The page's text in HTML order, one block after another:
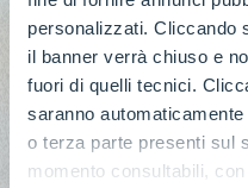
personalizzati. Cliccando
il banner verrà chiuso e
fuori di quelli tecnici.
saranno
o terza parte presenti sul
momento consultabili,